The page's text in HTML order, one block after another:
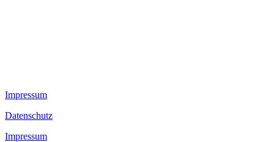
Impressum
Datenschutz
Impressum